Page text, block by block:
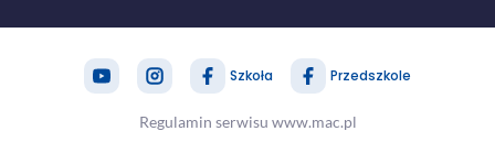
zapytaj nas MAC Stref@
Szkoła Przedszkole
Regulamin serwisu www.mac.pl